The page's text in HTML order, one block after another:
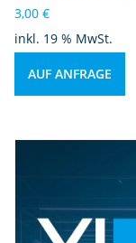
3,00 €
inkl. 19 % MwSt.
AUF ANFRAGE